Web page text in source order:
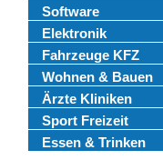
Software
Elektronik
Fahrzeuge KFZ
Wohnen & Bauen
Ärzte Kliniken
Sport Freizeit
Essen & Trinken